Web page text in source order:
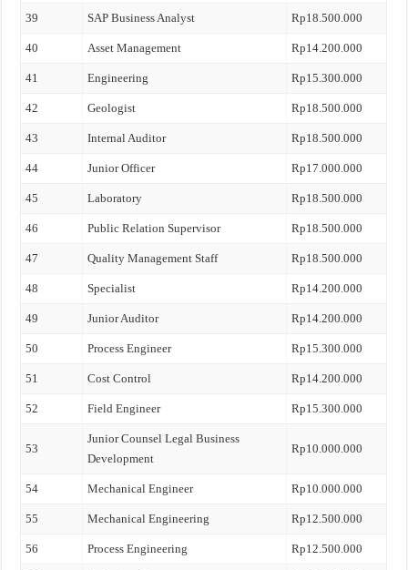
39 SAP Business Analyst Rp18.500.000
40 Asset Management Rp14.200.000
41 Engineering Rp15.300.000
42 Geologist Rp18.500.000
43 Internal Auditor Rp18.500.000
44 Junior Officer Rp17.000.000
45 Laboratory Rp18.500.000
46 Public Relation Supervisor Rp18.500.000
47 Quality Management Staff Rp18.500.000
48 Specialist Rp14.200.000
49 Junior Auditor Rp14.200.000
50 Process Engineer Rp15.300.000
51 Cost Control Rp14.200.000
52 Field Engineer Rp15.300.000
53
Junior Counsel Legal Business
Development
Rp10.000.000
54 Mechanical Engineer Rp10.000.000
55 Mechanical Engineering Rp12.500.000
56 Process Engineering Rp12.500.000